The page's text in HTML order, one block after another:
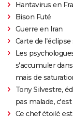
Hantavirus en
Bison Futé
Guerre en Iran
Carte de l'éclipse
Les
s'accumuler
mais de
Tony Silvestre,
pas malade,
Ce chef étoilé